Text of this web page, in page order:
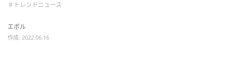
＃トレンドニュース
エボル
作成: 2022.06.16